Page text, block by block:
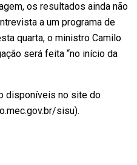
os resultados ainda não
a um programa de
quarta, o ministro Camilo
será feita “no início da
disponíveis no site do
sisu).